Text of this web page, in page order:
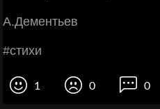
А.Дeмeнтьeв
#cтихи
1 0 0